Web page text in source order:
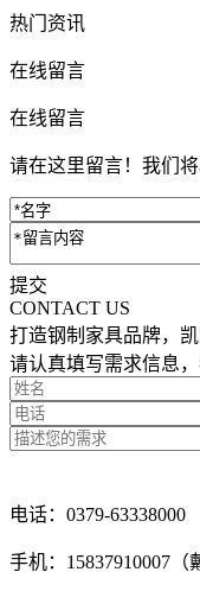
热门资讯
在线留言
在线留言
请在这里留言！我们将
提交
CONTACT US
打造钢制家具品牌，
请认真填写需求信息
电话：0379-63338000
手机：15837910007（